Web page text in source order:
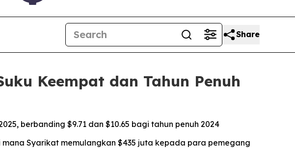
Share
Keempat dan Tahun Penuh
berbanding $9.71 dan $10.65 bagi tahun penuh 2024
Syarikat memulangkan $435 juta kepada para pemegang